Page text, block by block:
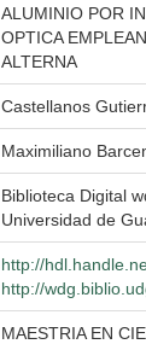
ALUMINIO POR
OPTICA
ALTERNA
Castellanos
Maximiliano
Biblioteca Digital
Universidad de
http://
http://
MAESTRIA EN